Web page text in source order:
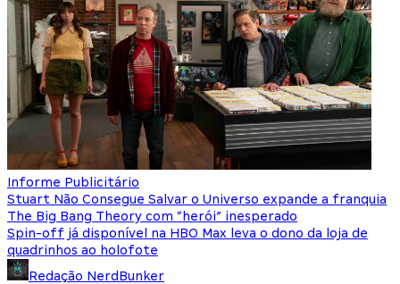
Informe Publicitário
Stuart Não Consegue Salvar o Universo expande a franquia
The Big Bang Theory com “herói” inesperado
Spin-off já disponível na HBO Max leva o dono da loja de
quadrinhos ao holofote
Redação NerdBunker